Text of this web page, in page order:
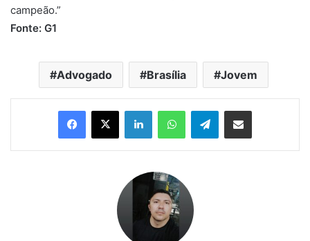
campeão.”
Fonte: G1
Advogado Brasília Jovem
Telegram